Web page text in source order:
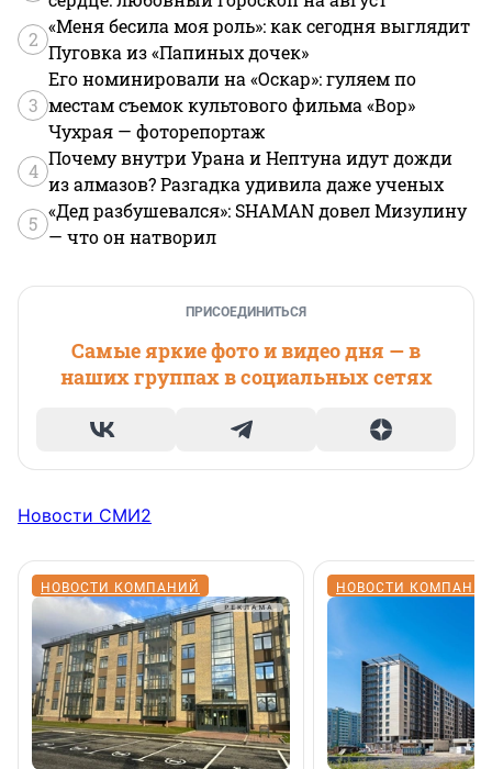
2
«Меня бесила моя роль»: как сегодня выглядит
Пуговка из «Папиных дочек»
3
Его номинировали на «Оскар»: гуляем по
местам съемок культового фильма «Вор»
Чухрая — фоторепортаж
4
Почему внутри Урана и Нептуна идут дожди
из алмазов? Разгадка удивила даже ученых
5
«Дед разбушевался»: SHAMAN довел Мизулину
— что он натворил
ПРИСОЕДИНИТЬСЯ
Самые яркие фото и видео дня — в
наших группах в социальных сетях
Новости СМИ2
НОВОСТИ КОМПАНИЙ НОВОСТИ